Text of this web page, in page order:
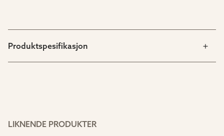
Produktspesifikasjon
LIKNENDE PRODUKTER